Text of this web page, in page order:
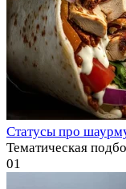
Статусы про
Тематическая
01